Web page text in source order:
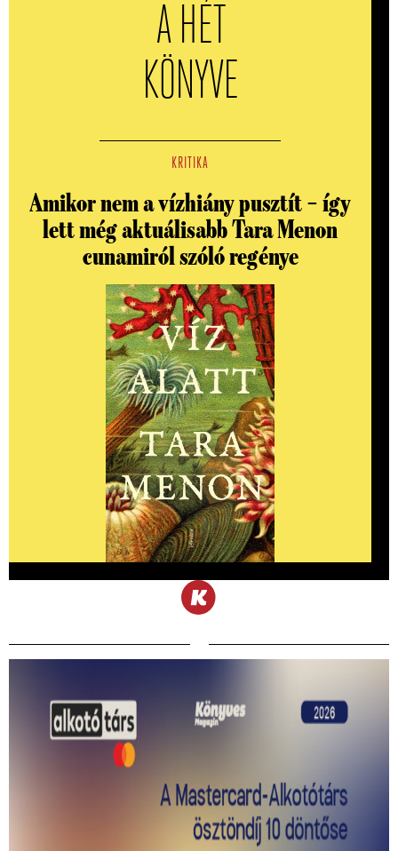
A HÉT
KÖNYVE
KRITIKA
Amikor nem a vízhiány pusztít – így
lett még aktuálisabb Tara Menon
cunamiról szóló regénye